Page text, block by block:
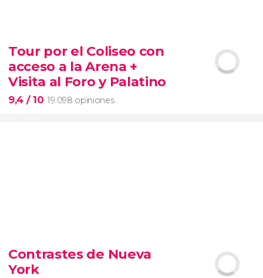
Tour por el Coliseo con
acceso a la Arena +
Visita al Foro y Palatino
9,4 / 10 19.098 opiniones
Arena de gladiadores
visita del
Coliseo Romano
el Foro y el
Contrastes de Nueva
York